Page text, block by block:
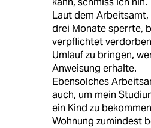
Laut dem
drei Monate sperrte,
verpflichtet
Umlauf zu bringen,
Anweisung erhalte.
Ebensolches
auch, um mein
ein Kind zu
Wohnung zumindest